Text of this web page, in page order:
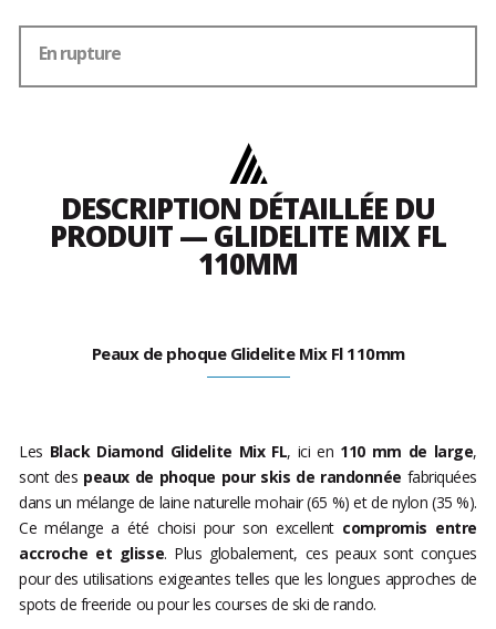
En rupture
DESCRIPTION DÉTAILLÉE DU
PRODUIT — GLIDELITE MIX FL
110MM
Peaux de phoque Glidelite Mix Fl 110mm
Les Black Diamond Glidelite Mix FL, ici en 110 mm de large,
sont des peaux de phoque pour skis de randonnée fabriquées
dans un mélange de laine naturelle mohair (65 %) et de nylon (35 %).
Ce mélange a été choisi pour son excellent compromis entre
accroche et glisse. Plus globalement, ces peaux sont conçues
pour des utilisations exigeantes telles que les longues approches de
spots de freeride ou pour les courses de ski de rando.